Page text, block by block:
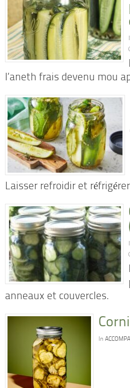
l’aneth frais devenu mou
Laisser refroidir et
anneaux et couvercles.
In